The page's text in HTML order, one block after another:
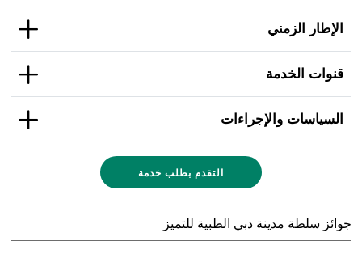
الإطار الزمني
قنوات الخدمة
السياسات والإجراءات
التقدم بطلب خدمة
جوائز سلطة مدينة دبي الطبية للتميز